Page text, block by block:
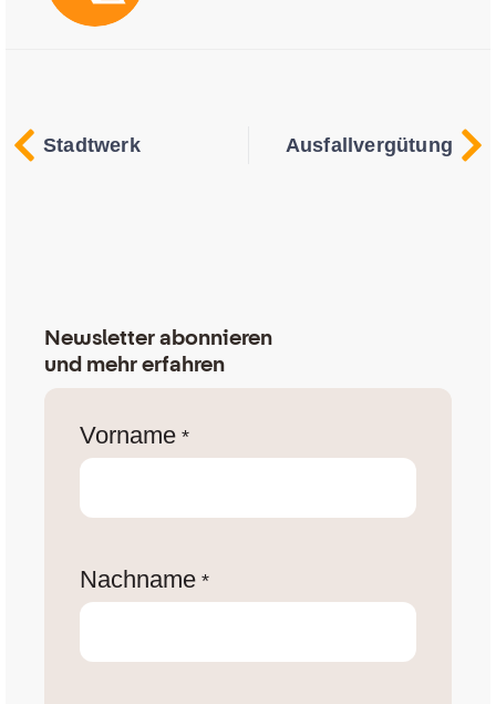
Stadtwerk Ausfallvergütung
Newsletter abonnieren
und mehr erfahren
Vorname *
Nachname *